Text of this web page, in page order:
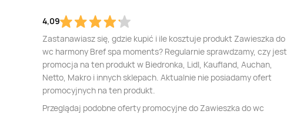
4,09
Zastanawiasz się, gdzie kupić i ile kosztuje produkt Zawieszka do
wc harmony Bref spa moments? Regularnie sprawdzamy, czy jest
promocja na ten produkt w Biedronka, Lidl, Kaufland, Auchan,
Netto, Makro i innych sklepach. Aktualnie nie posiadamy ofert
promocyjnych na ten produkt.
Przeglądaj podobne oferty promocyjne do Zawieszka do wc